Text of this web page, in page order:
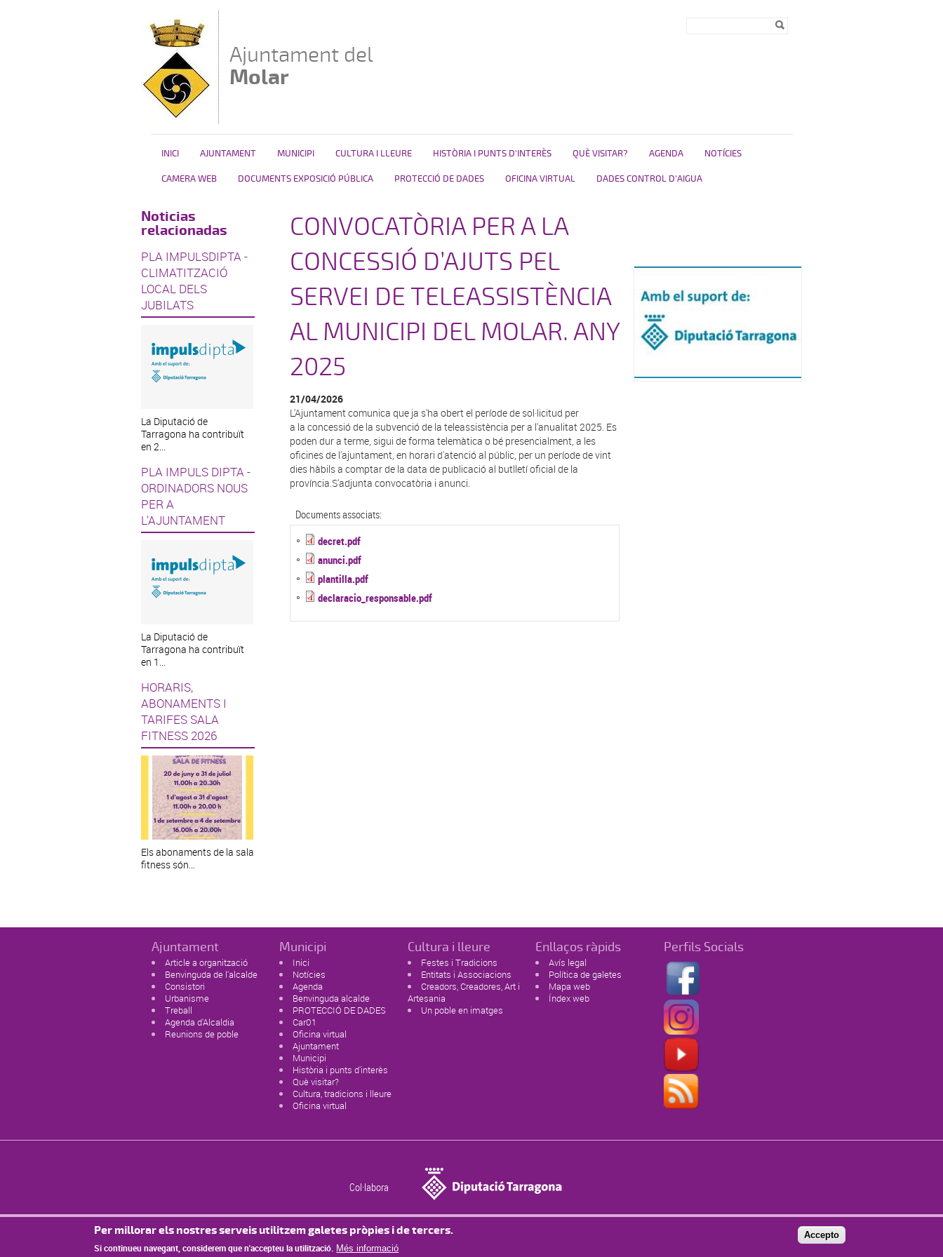
Ajuntament del
Molar
INICI AJUNTAMENT MUNICIPI CULTURA I LLEURE HISTÒRIA I PUNTS D'INTERÈS QUÈ VISITAR? AGENDA NOTÍCIES
CAMERA WEB DOCUMENTS EXPOSICIÓ PÚBLICA PROTECCIÓ DE DADES OFICINA VIRTUAL DADES CONTROL D'AIGUA
Noticias
relacionadas
PLA IMPULSDIPTA -
CLIMATITZACIÓ
LOCAL DELS
JUBILATS
La Diputació de
Tarragona ha contribuït
en 2...
PLA IMPULS DIPTA -
ORDINADORS NOUS
PER A
L'AJUNTAMENT
La Diputació de
Tarragona ha contribuït
en 1...
HORARIS,
ABONAMENTS I
TARIFES SALA
FITNESS 2026
Els abonaments de la sala
fitness són...
CONVOCATÒRIA PER A LA
CONCESSIÓ D’AJUTS PEL
SERVEI DE TELEASSISTÈNCIA
AL MUNICIPI DEL MOLAR. ANY
2025
21/04/2026
L'Ajuntament comunica que ja s'ha obert el període de sol·licitud per
a la concessió de la subvenció de la teleassistència per a l'anualitat 2025. Es
poden dur a terme, sigui de forma telemàtica o bé presencialment, a les
oficines de l'ajuntament, en horari d'atenció al públic, per un període de vint
dies hàbils a comptar de la data de publicació al butlletí oficial de la
província.S'adjunta convocatòria i anunci.
Documents associats:
decret.pdf
anunci.pdf
plantilla.pdf
declaracio_responsable.pdf
Ajuntament
Article a organització
Benvinguda de l'alcalde
Consistori
Urbanisme
Treball
Agenda d'Alcaldia
Reunions de poble
Municipi
Inici
Notícies
Agenda
Benvinguda alcalde
PROTECCIÓ DE DADES
Car01
Oficina virtual
Ajuntament
Municipi
Història i punts d'interès
Què visitar?
Cultura, tradicions i lleure
Oficina virtual
Cultura i lleure
Festes i Tradicions
Entitats i Associacions
Creadors, Creadores, Art i
Artesania
Un poble en imatges
Enllaços ràpids
Avís legal
Política de galetes
Mapa web
Índex web
Perfils Socials
Col·labora
Per millorar els nostres serveis utilitzem galetes pròpies i de tercers.
Si continueu navegant, considerem que n'accepteu la utilització. Més informació
Accepto